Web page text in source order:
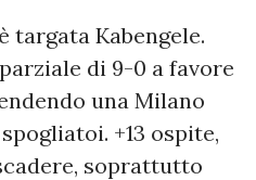
targata Kabengele.
di 9-0 a favore
una Milano
+13 ospite,
soprattutto